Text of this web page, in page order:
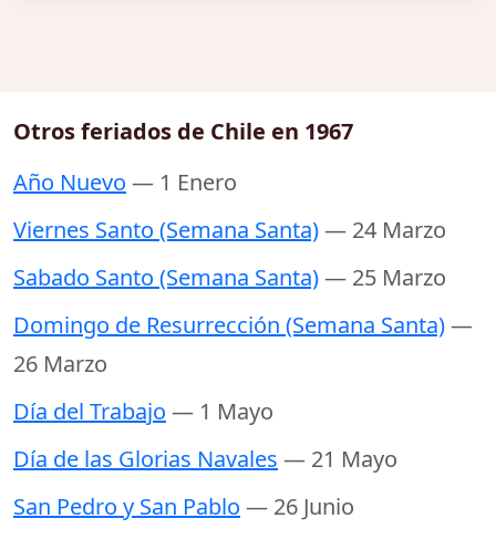
Otros feriados de Chile en 1967
Año Nuevo — 1 Enero
Viernes Santo (Semana Santa)— 24 Marzo
Sabado Santo (Semana Santa)— 25 Marzo
Domingo de Resurrección (Semana Santa)—
26 Marzo
Día del Trabajo — 1 Mayo
Día de las Glorias Navales — 21 Mayo
San Pedro y San Pablo — 26 Junio